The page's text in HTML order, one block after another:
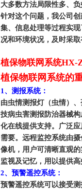
大多数方法局限性多、
针对这个问题，我公司
集、信息处理等过程实
况和环境状况，及时采
植保物联网系统HX-
植保物联网系统的
1 、测报系统：
由虫情测报灯（虫情）
技病虫害测报防治器械
化在线提供支持。广泛
需要。远程监控系统由
像机，用户可清晰直观
监视及记忆，用以提供
2、预警遥控系统：
预警遥控系统可以接受